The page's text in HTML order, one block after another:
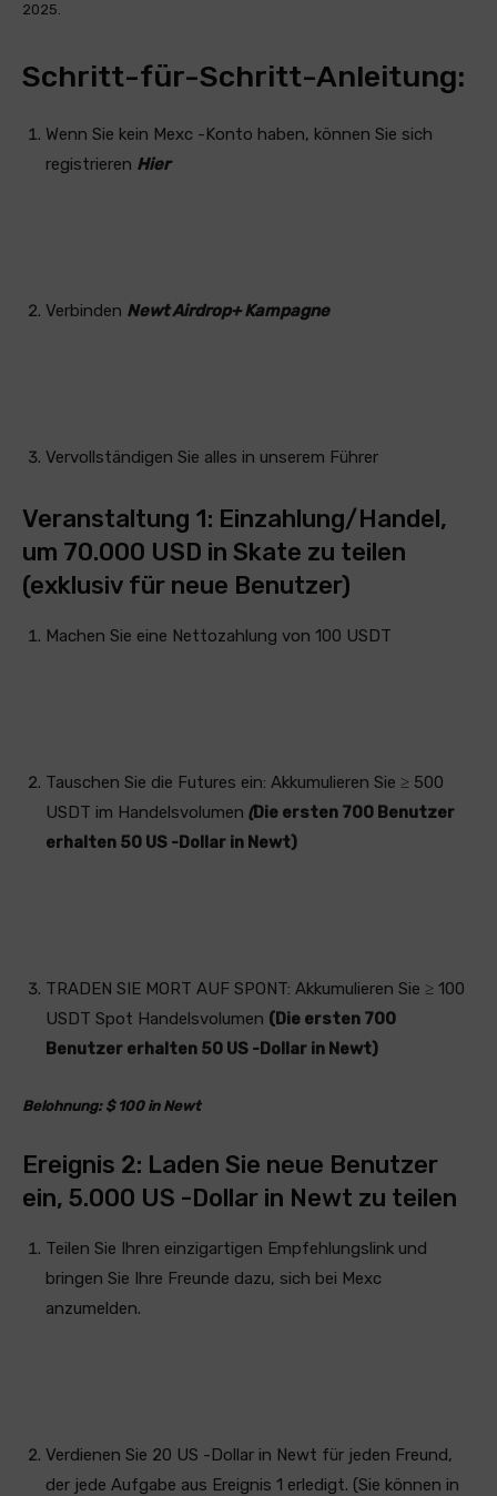
2025.
Schritt-für-Schritt-Anleitung:
Wenn Sie kein Mexc -Konto haben, können Sie sich
registrieren Hier
Verbinden Newt Airdrop+ Kampagne
Vervollständigen Sie alles in unserem Führer
Veranstaltung 1: Einzahlung/Handel,
um 70.000 USD in Skate zu teilen
(exklusiv für neue Benutzer)
Machen Sie eine Nettozahlung von 100 USDT
Tauschen Sie die Futures ein: Akkumulieren Sie ≥ 500
USDT im Handelsvolumen (Die ersten 700 Benutzer
erhalten 50 US -Dollar in Newt)
TRADEN SIE MORT AUF SPONT: Akkumulieren Sie ≥ 100
USDT Spot Handelsvolumen (Die ersten 700
Benutzer erhalten 50 US -Dollar in Newt)
Belohnung: $ 100 in Newt
Ereignis 2: Laden Sie neue Benutzer
ein, 5.000 US -Dollar in Newt zu teilen
Teilen Sie Ihren einzigartigen Empfehlungslink und
bringen Sie Ihre Freunde dazu, sich bei Mexc
anzumelden.
Verdienen Sie 20 US -Dollar in Newt für jeden Freund,
der jede Aufgabe aus Ereignis 1 erledigt. (Sie können in